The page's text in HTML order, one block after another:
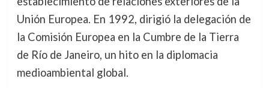
Unión Europea. En 1992, dirigió la delegación de
la Comisión Europea en la Cumbre de la Tierra
de Río de Janeiro, un hito en la diplomacia
medioambiental global.